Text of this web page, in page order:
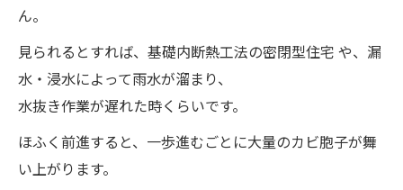
ん。
見られるとすれば、基礎内断熱工法の密閉型住宅 や、漏
水・浸水によって雨水が溜まり、
水抜き作業が遅れた時くらいです。
ほふく前進すると、一歩進むごとに大量のカビ胞子が舞
い上がります。